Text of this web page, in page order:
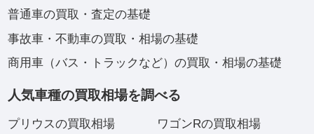
普通車の買取・査定の基礎
事故車・不動車の買取・相場の基礎
商用車（バス・トラックなど）の買取・相場の基礎
人気車種の買取相場を調べる
プリウスの買取相場
ワゴンRの買取相場